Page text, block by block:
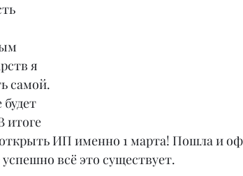
я
самой.
итоге
открыть ИП именно 1 марта! Пошла и
всё это существует.